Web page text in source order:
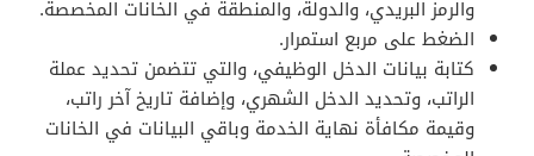
والرمز البريدي، والدولة، والمنطقة في الخانات المخصصة.
الضغط على مربع استمرار.
كتابة بيانات الدخل الوظيفي، والتي تتضمن تحديد عملة
الراتب، وتحديد الدخل الشهري، وإضافة تاريخ آخر راتب،
وقيمة مكافأة نهاية الخدمة وباقي البيانات في الخانات